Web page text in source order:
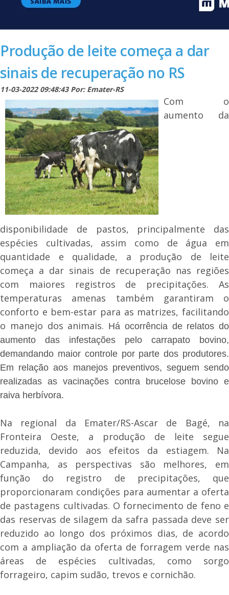
Produção de leite começa a dar
sinais de recuperação no RS
11-03-2022 09:48:43 Por: Emater-RS
Com o
aumento da
disponibilidade de pastos, principalmente das
espécies cultivadas, assim como de água em
quantidade e qualidade, a produção de leite
começa a dar sinais de recuperação nas regiões
com maiores registros de precipitações. As
temperaturas amenas também garantiram o
conforto e bem-estar para as matrizes, facilitando
o manejo dos animais. Há ocorrência de relatos do
aumento das infestações pelo carrapato bovino,
demandando maior controle por parte dos produtores.
Em relação aos manejos preventivos, seguem sendo
realizadas as vacinações contra brucelose bovino e
raiva herbívora.
Na regional da Emater/RS-Ascar de Bagé, na
Fronteira Oeste, a produção de leite segue
reduzida, devido aos efeitos da estiagem. Na
Campanha, as perspectivas são melhores, em
função do registro de precipitações, que
proporcionaram condições para aumentar a oferta
de pastagens cultivadas. O fornecimento de feno e
das reservas de silagem da safra passada deve ser
reduzido ao longo dos próximos dias, de acordo
com a ampliação da oferta de forragem verde nas
áreas de espécies cultivadas, como sorgo
forrageiro, capim sudão, trevos e cornichão.